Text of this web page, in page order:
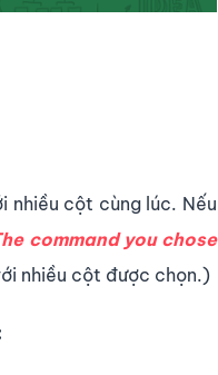
nhiều cột cùng lúc. Nếu
command you chose
nhiều cột được chọn.)